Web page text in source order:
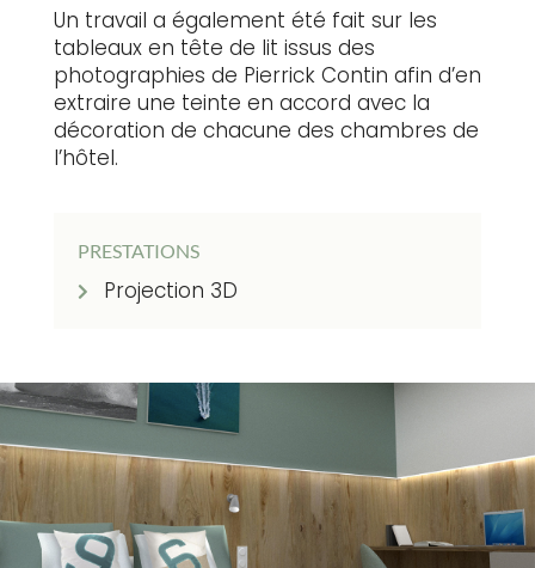
Un travail a également été fait sur les
tableaux en tête de lit issus des
photographies de Pierrick Contin afin d’en
extraire une teinte en accord avec la
décoration de chacune des chambres de
l’hôtel.
PRESTATIONS
Projection 3D